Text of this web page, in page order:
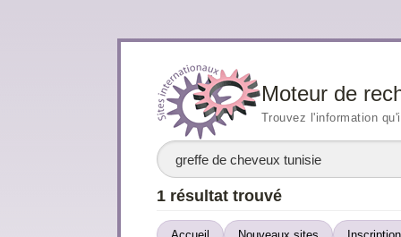
Moteur de
Trouvez l'information
1 résultat trouvé